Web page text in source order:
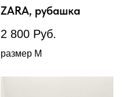
ZARA, рубашка
2 800 Руб.
размер М